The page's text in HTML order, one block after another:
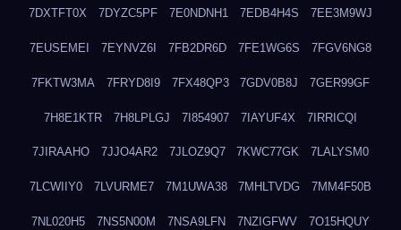
7DXTFT0X 7DYZC5PF 7E0NDNH1 7EDB4H4S 7EE3M9WJ
7EUSEMEI 7EYNVZ6I 7FB2DR6D 7FE1WG6S 7FGV6NG8
7FKTW3MA 7FRYD8I9 7FX48QP3 7GDV0B8J 7GER99GF
7H8E1KTR 7H8LPLGJ 7I854907 7IAYUF4X 7IRRICQI
7JIRAAHO 7JJO4AR2 7JLOZ9Q7 7KWC77GK 7LALYSM0
7LCWIIY0 7LVURME7 7M1UWA38 7MHLTVDG 7MM4F50B
7NL020H5 7NS5N00M 7NSA9LFN 7NZIGFWV 7O15HQUY